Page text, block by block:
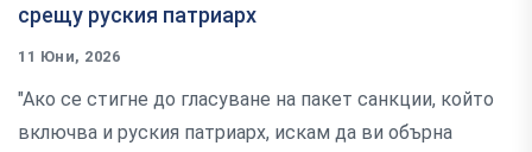
срещу руския патриарх
11 Юни, 2026
"Ако се стигне до гласуване на пакет санкции, който
включва и руския патриарх, искам да ви обърна